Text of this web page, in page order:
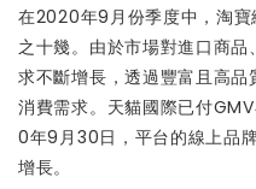
在2020年9月份季度中，淘
之十幾。由於市場對進口商
求不斷增長，透過豐富且高
消費需求。天貓國際已付
0年9月30日，平台的線上品
增長。